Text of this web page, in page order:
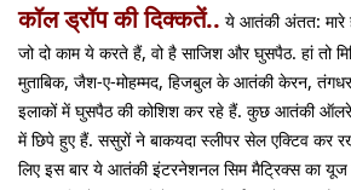
कॉल ड्रॉप की दिक्कतें.. ये आतंकी अंतत: मारे
जो दो काम ये करते हैं, वो है साजिश और घुसपैठ. हां तो
मुताबिक, जैश-ए-मोहम्मद, हिजबुल के आतंकी केरन,
इलाकों में घुसपैठ की कोशिश कर रहे हैं. कुछ आतंकी
में छिपे हुए हैं. ससुरों ने बाकयदा स्लीपर सेल एक्टिव
लिए इस बार ये आतंकी इंटरनेशनल सिम मैट्रिक्स का